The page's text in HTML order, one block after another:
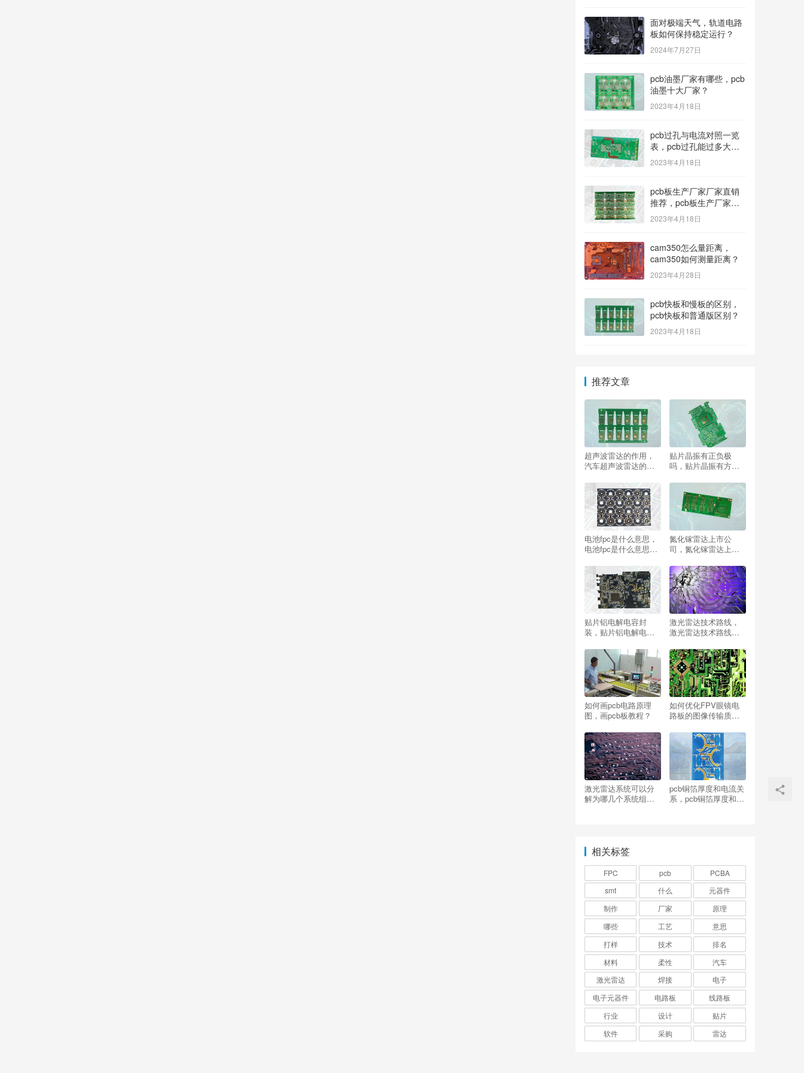
面对极端天气，轨道电路
板如何保持稳定运行？
2024年7月27日
pcb油墨厂家有哪些，pcb
油墨十大厂家？
2023年4月18日
pcb过孔与电流对照一览
表，pcb过孔能过多大电
流？
2023年4月18日
pcb板生产厂家厂家直销
推荐，pcb板生产厂家多
种型号可选？
2023年4月18日
cam350怎么量距离，
cam350如何测量距离？
2023年4月28日
pcb快板和慢板的区别，
pcb快板和普通版区别？
2023年4月18日
推荐文章
超声波雷达的作用，
汽车超声波雷达的作
贴片晶振有正负极
吗，贴片晶振有方向
电池fpc是什么意思，
电池fpc是什么意思
氮化镓雷达上市公
司，氮化镓雷达上市
贴片铝电解电容封
装，贴片铝电解电容
激光雷达技术路线，
激光雷达技术路线和
如何画pcb电路原理
图，画pcb板教程？
如何优化FPV眼镜电
路板的图像传输质
激光雷达系统可以分
解为哪几个系统组
pcb铜箔厚度和电流关
系，pcb铜箔厚度和电
相关标签
FPC pcb
PCBA
smt
什么
元器件
制作
厂家
原理
哪些
工艺
意思
打样
技术
排名
材料
柔性
汽车
激光雷达
焊接
电子
电子元器件
电路板
线路板
行业
设计
贴片
软件
采购 雷达